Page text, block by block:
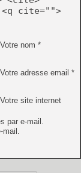
<q cite="">
Votre nom *
Votre adresse email *
Votre site internet
par e-mail.
mail.